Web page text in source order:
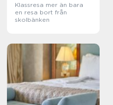
Klassresa mer än bara
en resa bort från
skolbänken